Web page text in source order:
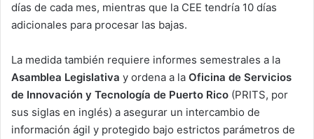
días de cada mes, mientras que la CEE tendría 10 días
adicionales para procesar las bajas.
La medida también requiere informes semestrales a la
Asamblea Legislativa y ordena a la Oficina de Servicios
de Innovación y Tecnología de Puerto Rico (PRITS, por
sus siglas en inglés) a asegurar un intercambio de
información ágil y protegido bajo estrictos parámetros de